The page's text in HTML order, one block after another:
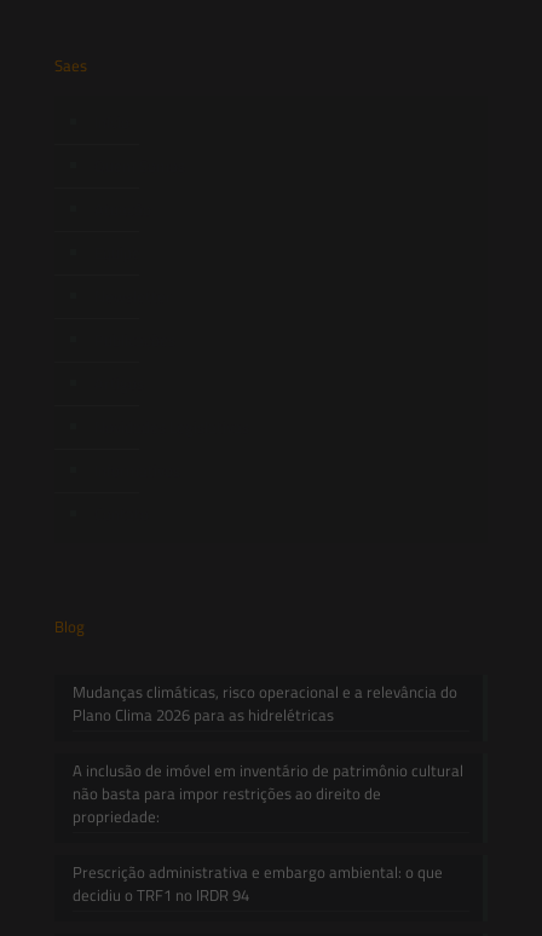
Saes
Blog
Mudanças climáticas, risco operacional e a relevância do
Plano Clima 2026 para as hidrelétricas
A inclusão de imóvel em inventário de patrimônio cultural
não basta para impor restrições ao direito de
propriedade:
Prescrição administrativa e embargo ambiental: o que
decidiu o TRF1 no IRDR 94